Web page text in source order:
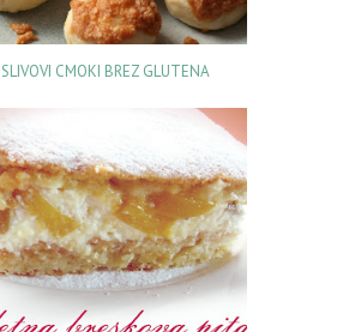
SLIVOVI CMOKI BREZ GLUTENA